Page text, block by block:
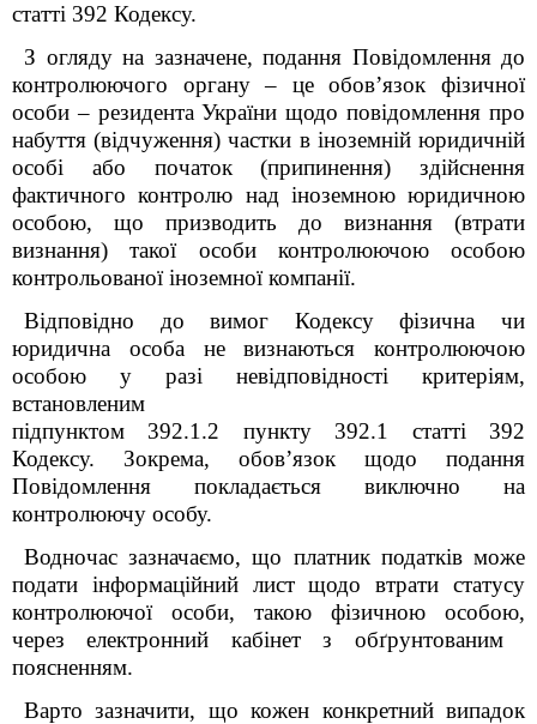
статті 392 Кодексу.
З огляду на зазначене, подання Повідомлення до
контролюючого органу – це обов’язок фізичної
особи – резидента України щодо повідомлення про
набуття (відчуження) частки в іноземній юридичній
особі або початок (припинення) здійснення
фактичного контролю над іноземною юридичною
особою, що призводить до визнання (втрати
визнання) такої особи контролюючою особою
контрольованої іноземної компанії.
Відповідно до вимог Кодексу фізична чи
юридична особа не визнаються контролюючою
особою у разі невідповідності критеріям,
встановленим
підпунктом 392.1.2 пункту 392.1 статті 392
Кодексу. Зокрема, обов’язок щодо подання
Повідомлення покладається виключно на
контролюючу особу.
Водночас зазначаємо, що платник податків може
подати інформаційний лист щодо втрати статусу
контролюючої особи, такою фізичною особою,
через електронний кабінет з обґрунтованим
поясненням.
Варто зазначити, що кожен конкретний випадок